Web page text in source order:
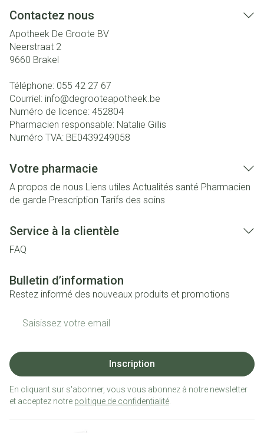
Contactez nous
Apotheek De Groote BV
Neerstraat 2
9660 Brakel
Téléphone: 055 42 27 67
Courriel: info@degrooteapotheek.be
Numéro de licence: 452804
Pharmacien responsable: Natalie Gillis
Numéro TVA: BE0439249058
Votre pharmacie
A propos de nous Liens utiles Actualités santé Pharmacien
de garde Prescription Tarifs des soins
Service à la clientèle
FAQ
Bulletin d’information
Restez informé des nouveaux produits et promotions
Inscription
En cliquant sur s'abonner, vous vous abonnez à notre newsletter
et acceptez notre politique de confidentialité